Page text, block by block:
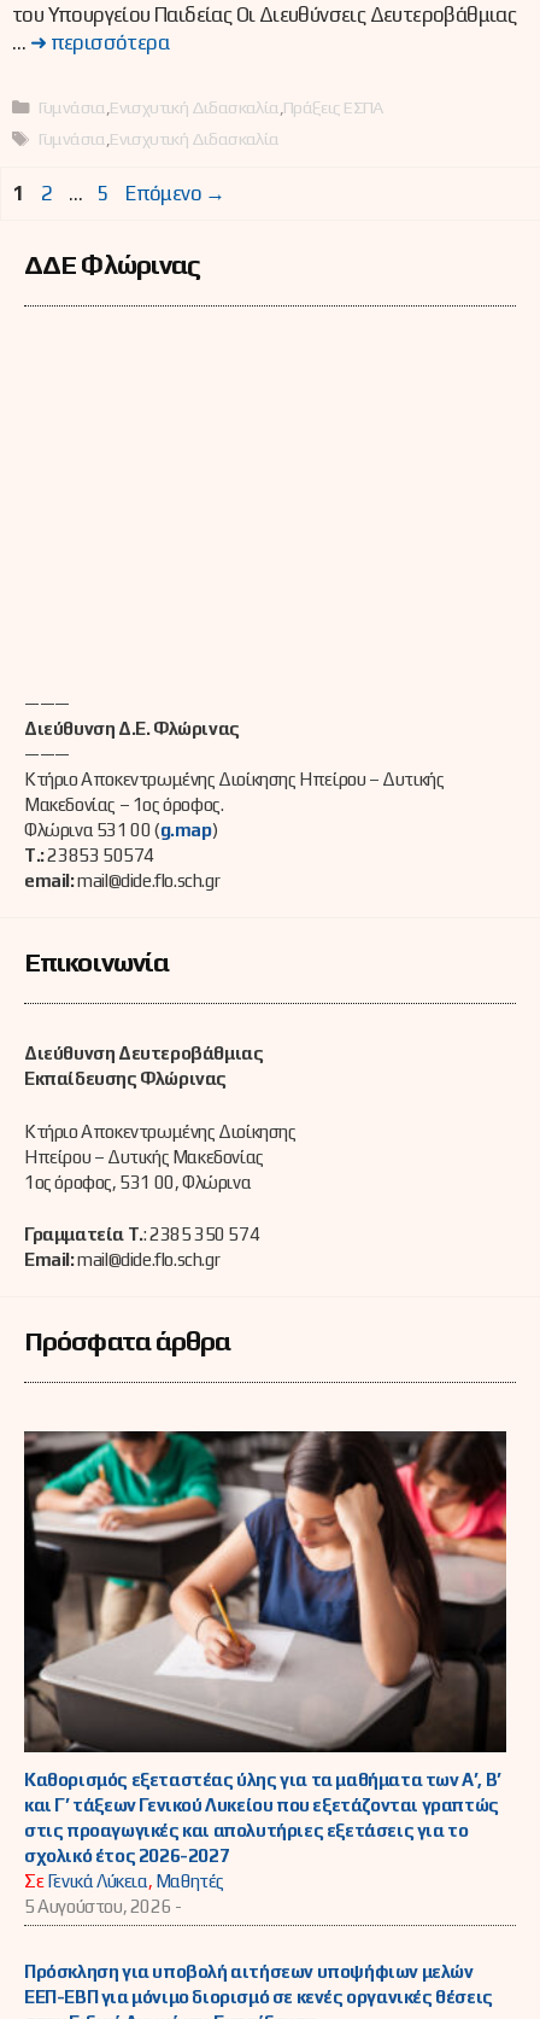
του Υπουργείου Παιδείας Οι Διευθύνσεις Δευτεροβάθμιας
… ➜ περισσότερα
Κατηγορίες
Γυμνάσια Ενισχυτική Διδασκαλία Πράξεις ΕΣΠΑ
Ετικέτες
Γυμνάσια Ενισχυτική Διδασκαλία
Σελίδα
1 Σελίδα
2 … Σελίδα
5 Επόμενο →
ΔΔΕ Φλώρινας
———
Διεύθυνση Δ.Ε. Φλώρινας
———
Κτήριο Αποκεντρωμένης Διοίκησης Ηπείρου – Δυτικής
Μακεδονίας – 1ος όροφος.
Φλώρινα 531 00 (g.map)
Τ.:23853 50574
email:mail@dide.flo.sch.gr
Επικοινωνία
Διεύθυνση Δευτεροβάθμιας
Εκπαίδευσης Φλώρινας
Κτήριο Αποκεντρωμένης Διοίκησης
Ηπείρου – Δυτικής Μακεδονίας
1ος όροφος, 531 00, Φλώρινα
Γραμματεία Τ.: 2385 350 574
Email:mail@dide.flo.sch.gr
Πρόσφατα άρθρα
Καθορισμός εξεταστέας ύλης για τα μαθήματα των Α’, Β’
και Γ’ τάξεων Γενικού Λυκείου που εξετάζονται γραπτώς
στις προαγωγικές και απολυτήριες εξετάσεις για το
σχολικό έτος 2026-2027
ΣεΓενικά Λύκεια, Μαθητές
5 Αυγούστου, 2026 -
Πρόσκληση για υποβολή αιτήσεων υποψήφιων μελών
ΕΕΠ-ΕΒΠ για μόνιμο διορισμό σε κενές οργανικές θέσεις